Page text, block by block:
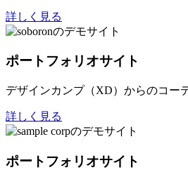
詳しく見る
ポートフォリオサイト
デザインカンプ（XD）からのコー
詳しく見る
ポートフォリオサイト